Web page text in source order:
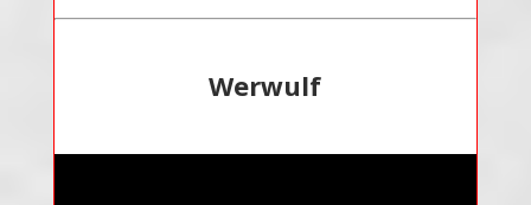
Werwulf